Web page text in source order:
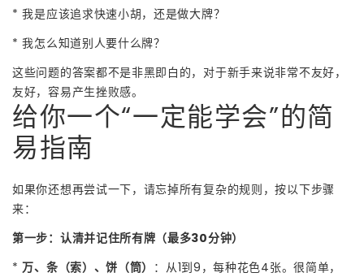
* 我是应该追求快速小胡，还是做大牌？
* 我怎么知道别人要什么牌？
这些问题的答案都不是非黑即白的，对于新手来说非常不友好，
友好，容易产生挫败感。
给你一个“一定能学会”的简
易指南
如果你还想再尝试一下，请忘掉所有复杂的规则，按以下步骤
来：
第一步：认清并记住所有牌（最多30分钟）
*万、条（索）、饼（筒） ：从1到9，每种花色4张。很简单，